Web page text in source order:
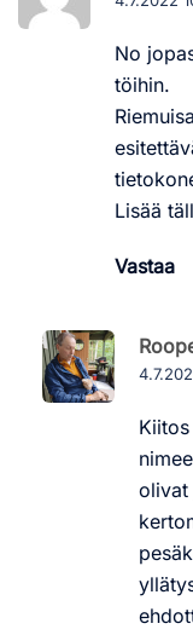
No
töihin.
Lisää
Vastaa
olivat